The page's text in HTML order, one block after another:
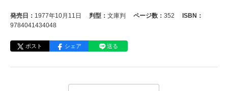
発売日： 1977年10月11日 判型： 文庫判 ページ数： 352
ISBN：
9784041434048
ポスト シェア 送る